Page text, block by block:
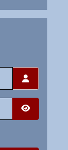
Passwort